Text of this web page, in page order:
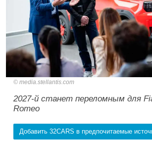
media.stellantis.com
2027-й станет переломным для
Romeo
Добавить 32CARS в предпочитаемые